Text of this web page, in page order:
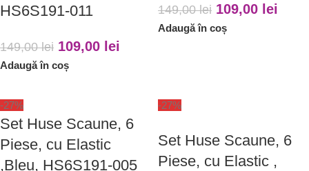
HS6S191-011
149,00lei 109,00 lei
Adaugă în coș
149,00lei 109,00 lei
Adaugă în coș
-27%
Set Huse Scaune, 6
Piese, cu Elastic
,Bleu, HS6S191-005
-27%
Set Huse Scaune, 6
Piese, cu Elastic ,